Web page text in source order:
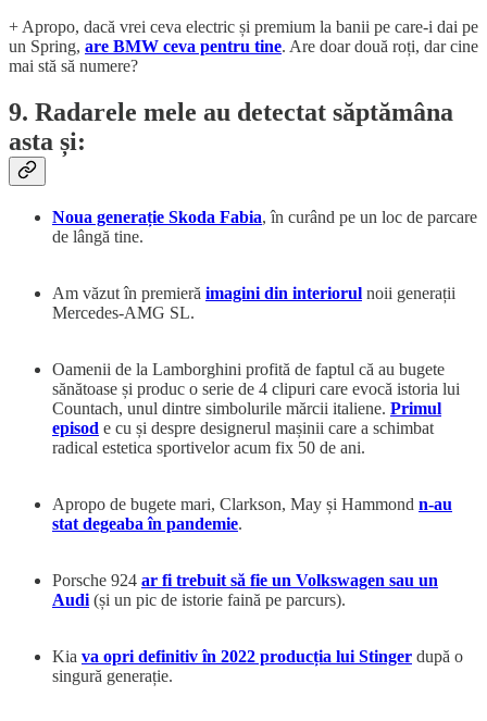
+ Apropo, dacă vrei ceva electric și premium la banii pe care-i dai pe
un Spring, are BMW ceva pentru tine. Are doar două roți, dar cine
mai stă să numere?
9. Radarele mele au detectat săptămâna
asta și:
Noua generație Skoda Fabia, în curând pe un loc de parcare
de lângă tine.
Am văzut în premieră imagini din interiorul noii generații
Mercedes-AMG SL.
Oamenii de la Lamborghini profită de faptul că au bugete
sănătoase și produc o serie de 4 clipuri care evocă istoria lui
Countach, unul dintre simbolurile mărcii italiene. Primul
episod e cu și despre designerul mașinii care a schimbat
radical estetica sportivelor acum fix 50 de ani.
Apropo de bugete mari, Clarkson, May și Hammond n-au
stat degeaba în pandemie.
Porsche 924 ar fi trebuit să fie un Volkswagen sau un
Audi (și un pic de istorie faină pe parcurs).
Kia va opri definitiv în 2022 producția lui Stinger după o
singură generație.